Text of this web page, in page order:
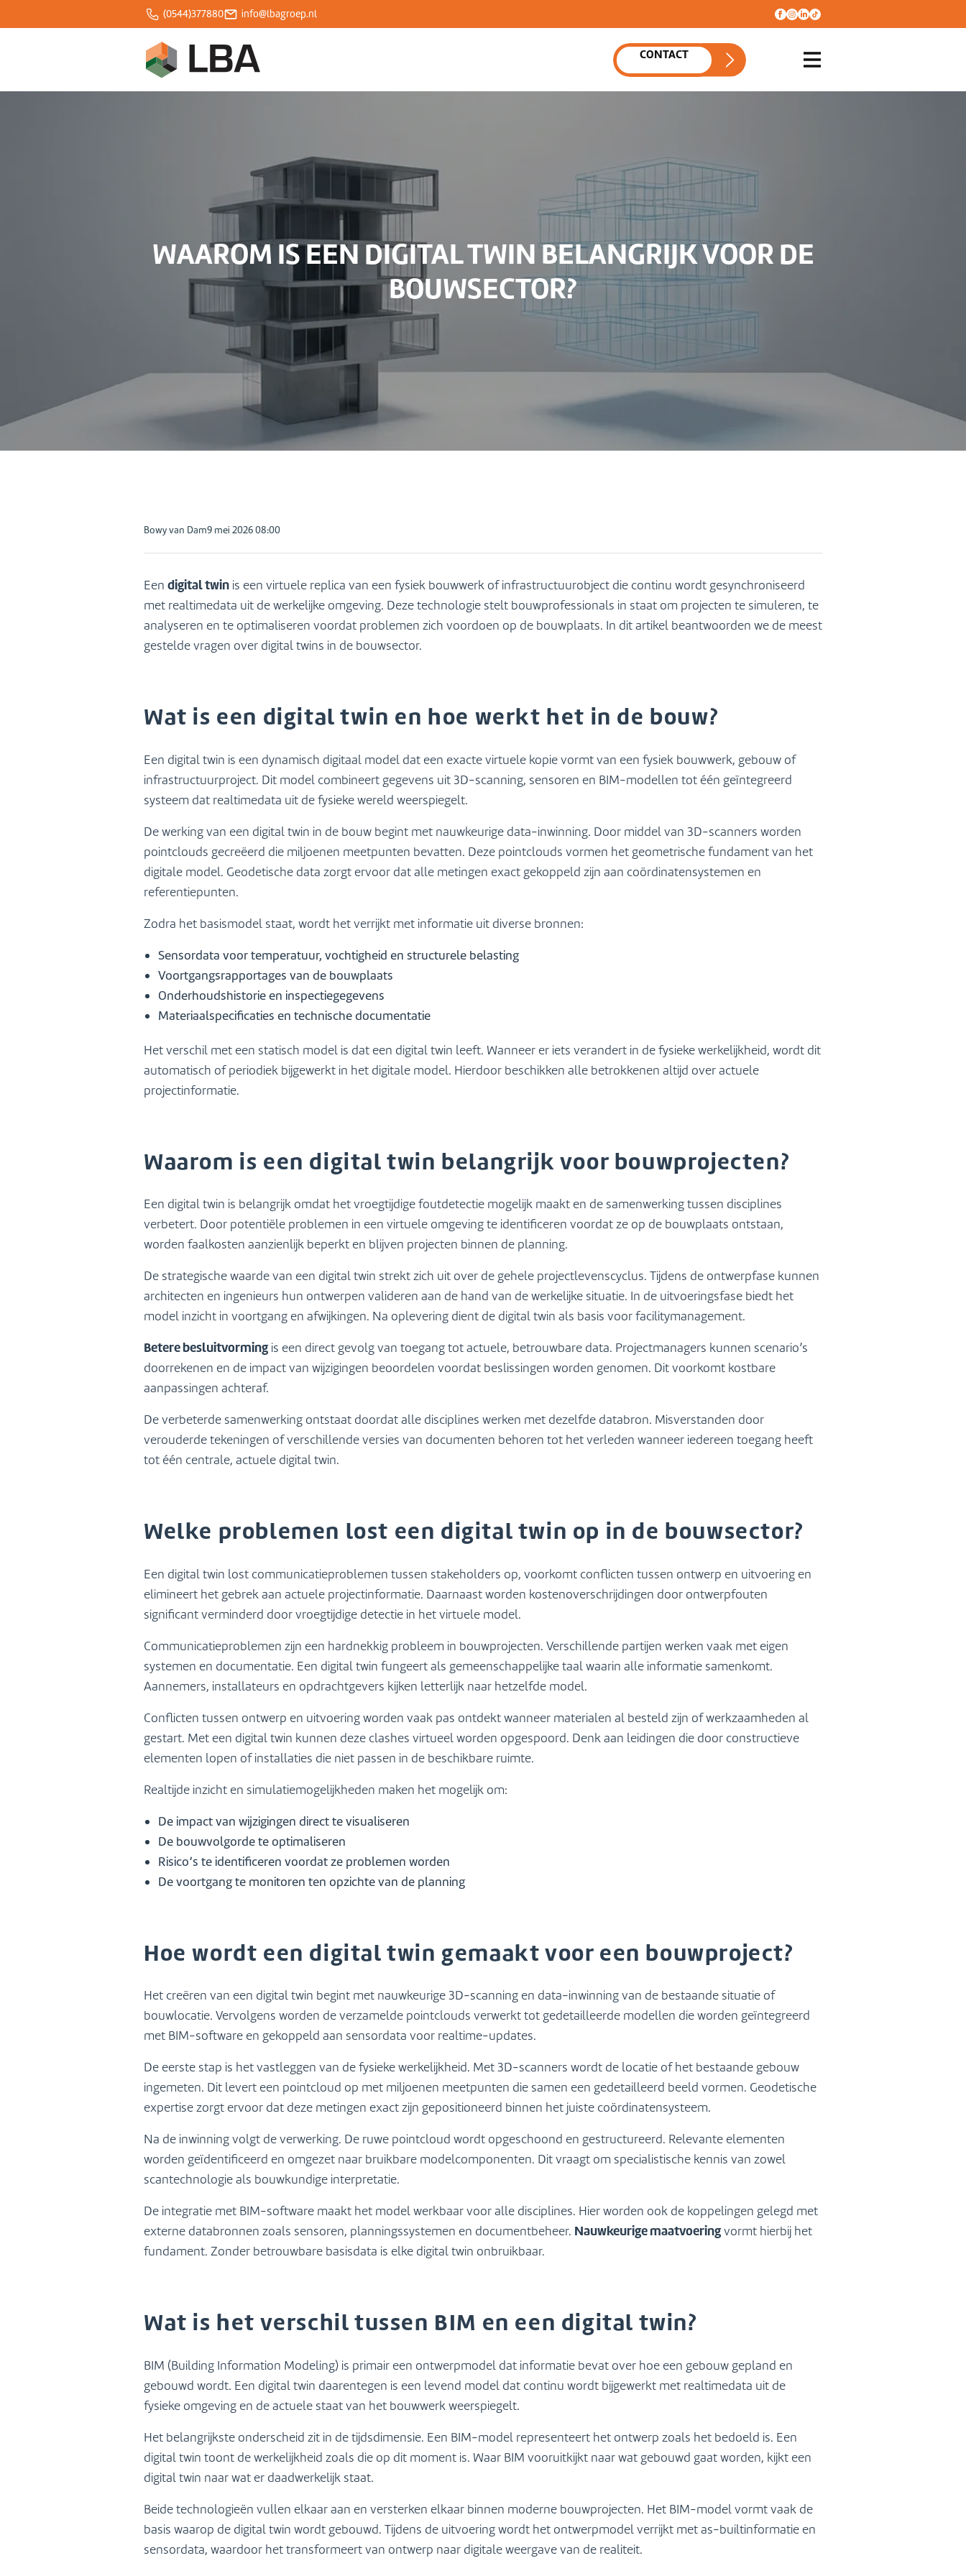
(0544)377880 info@lbagroep.nl
CONTACT
WAAROM IS EEN DIGITAL TWIN BELANGRIJK VOOR DE
BOUWSECTOR?
Posted
Bowy van Dam9 mei 2026 08:00
Een digital twin is een virtuele replica van een fysiek bouwwerk of infrastructuurobject die continu wordt gesynchroniseerd
met realtimedata uit de werkelijke omgeving. Deze technologie stelt bouwprofessionals in staat om projecten te simuleren, te
analyseren en te optimaliseren voordat problemen zich voordoen op de bouwplaats. In dit artikel beantwoorden we de meest
gestelde vragen over digital twins in de bouwsector.
Wat is een digital twin en hoe werkt het in de bouw?
Een digital twin is een dynamisch digitaal model dat een exacte virtuele kopie vormt van een fysiek bouwwerk, gebouw of
infrastructuurproject. Dit model combineert gegevens uit 3D-scanning, sensoren en BIM-modellen tot één geïntegreerd
systeem dat realtimedata uit de fysieke wereld weerspiegelt.
De werking van een digital twin in de bouw begint met nauwkeurige data-inwinning. Door middel van 3D-scanners worden
pointclouds gecreëerd die miljoenen meetpunten bevatten. Deze pointclouds vormen het geometrische fundament van het
digitale model. Geodetische data zorgt ervoor dat alle metingen exact gekoppeld zijn aan coördinatensystemen en
referentiepunten.
Zodra het basismodel staat, wordt het verrijkt met informatie uit diverse bronnen:
Sensordata voor temperatuur, vochtigheid en structurele belasting
Voortgangsrapportages van de bouwplaats
Onderhoudshistorie en inspectiegegevens
Materiaalspecificaties en technische documentatie
Het verschil met een statisch model is dat een digital twin leeft. Wanneer er iets verandert in de fysieke werkelijkheid, wordt dit
automatisch of periodiek bijgewerkt in het digitale model. Hierdoor beschikken alle betrokkenen altijd over actuele
projectinformatie.
Waarom is een digital twin belangrijk voor bouwprojecten?
Een digital twin is belangrijk omdat het vroegtijdige foutdetectie mogelijk maakt en de samenwerking tussen disciplines
verbetert. Door potentiële problemen in een virtuele omgeving te identificeren voordat ze op de bouwplaats ontstaan,
worden faalkosten aanzienlijk beperkt en blijven projecten binnen de planning.
De strategische waarde van een digital twin strekt zich uit over de gehele projectlevenscyclus. Tijdens de ontwerpfase kunnen
architecten en ingenieurs hun ontwerpen valideren aan de hand van de werkelijke situatie. In de uitvoeringsfase biedt het
model inzicht in voortgang en afwijkingen. Na oplevering dient de digital twin als basis voor facilitymanagement.
Betere besluitvormingis een direct gevolg van toegang tot actuele, betrouwbare data. Projectmanagers kunnen scenario’s
doorrekenen en de impact van wijzigingen beoordelen voordat beslissingen worden genomen. Dit voorkomt kostbare
aanpassingen achteraf.
De verbeterde samenwerking ontstaat doordat alle disciplines werken met dezelfde databron. Misverstanden door
verouderde tekeningen of verschillende versies van documenten behoren tot het verleden wanneer iedereen toegang heeft
tot één centrale, actuele digital twin.
Welke problemen lost een digital twin op in de bouwsector?
Een digital twin lost communicatieproblemen tussen stakeholders op, voorkomt conflicten tussen ontwerp en uitvoering en
elimineert het gebrek aan actuele projectinformatie. Daarnaast worden kostenoverschrijdingen door ontwerpfouten
significant verminderd door vroegtijdige detectie in het virtuele model.
Communicatieproblemen zijn een hardnekkig probleem in bouwprojecten. Verschillende partijen werken vaak met eigen
systemen en documentatie. Een digital twin fungeert als gemeenschappelijke taal waarin alle informatie samenkomt.
Aannemers, installateurs en opdrachtgevers kijken letterlijk naar hetzelfde model.
Conflicten tussen ontwerp en uitvoering worden vaak pas ontdekt wanneer materialen al besteld zijn of werkzaamheden al
gestart. Met een digital twin kunnen deze clashes virtueel worden opgespoord. Denk aan leidingen die door constructieve
elementen lopen of installaties die niet passen in de beschikbare ruimte.
Realtijde inzicht en simulatiemogelijkheden maken het mogelijk om:
De impact van wijzigingen direct te visualiseren
De bouwvolgorde te optimaliseren
Risico’s te identificeren voordat ze problemen worden
De voortgang te monitoren ten opzichte van de planning
Hoe wordt een digital twin gemaakt voor een bouwproject?
Het creëren van een digital twin begint met nauwkeurige 3D-scanning en data-inwinning van de bestaande situatie of
bouwlocatie. Vervolgens worden de verzamelde pointclouds verwerkt tot gedetailleerde modellen die worden geïntegreerd
met BIM-software en gekoppeld aan sensordata voor realtime-updates.
De eerste stap is het vastleggen van de fysieke werkelijkheid. Met 3D-scanners wordt de locatie of het bestaande gebouw
ingemeten. Dit levert een pointcloud op met miljoenen meetpunten die samen een gedetailleerd beeld vormen. Geodetische
expertise zorgt ervoor dat deze metingen exact zijn gepositioneerd binnen het juiste coördinatensysteem.
Na de inwinning volgt de verwerking. De ruwe pointcloud wordt opgeschoond en gestructureerd. Relevante elementen
worden geïdentificeerd en omgezet naar bruikbare modelcomponenten. Dit vraagt om specialistische kennis van zowel
scantechnologie als bouwkundige interpretatie.
De integratie met BIM-software maakt het model werkbaar voor alle disciplines. Hier worden ook de koppelingen gelegd met
externe databronnen zoals sensoren, planningssystemen en documentbeheer. Nauwkeurige maatvoeringvormt hierbij het
fundament. Zonder betrouwbare basisdata is elke digital twin onbruikbaar.
Wat is het verschil tussen BIM en een digital twin?
BIM (Building Information Modeling) is primair een ontwerpmodel dat informatie bevat over hoe een gebouw gepland en
gebouwd wordt. Een digital twin daarentegen is een levend model dat continu wordt bijgewerkt met realtimedata uit de
fysieke omgeving en de actuele staat van het bouwwerk weerspiegelt.
Het belangrijkste onderscheid zit in de tijdsdimensie. Een BIM-model representeert het ontwerp zoals het bedoeld is. Een
digital twin toont de werkelijkheid zoals die op dit moment is. Waar BIM vooruitkijkt naar wat gebouwd gaat worden, kijkt een
digital twin naar wat er daadwerkelijk staat.
Beide technologieën vullen elkaar aan en versterken elkaar binnen moderne bouwprojecten. Het BIM-model vormt vaak de
basis waarop de digital twin wordt gebouwd. Tijdens de uitvoering wordt het ontwerpmodel verrijkt met as-builtinformatie en
sensordata, waardoor het transformeert van ontwerp naar digitale weergave van de realiteit.